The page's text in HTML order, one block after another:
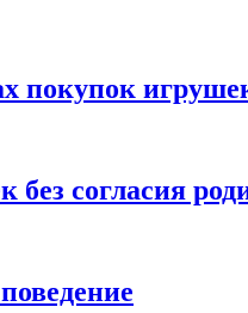
покупок
согласия